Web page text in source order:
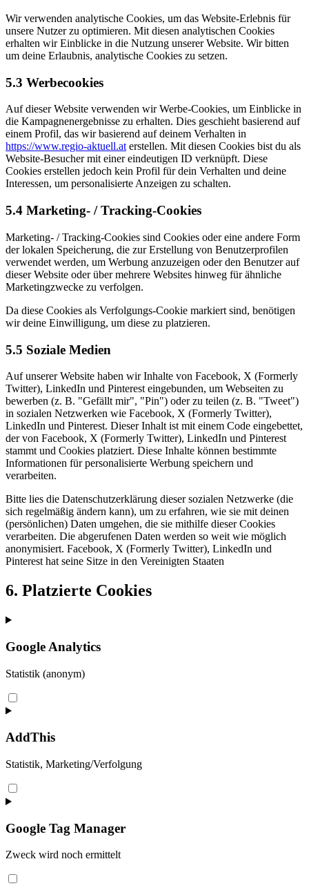
Wir verwenden analytische Cookies, um das Website-Erlebnis für
unsere Nutzer zu optimieren. Mit diesen analytischen Cookies
erhalten wir Einblicke in die Nutzung unserer Website. Wir bitten
um deine Erlaubnis, analytische Cookies zu setzen.
5.3 Werbecookies
Auf dieser Website verwenden wir Werbe-Cookies, um Einblicke in
die Kampagnenergebnisse zu erhalten. Dies geschieht basierend auf
einem Profil, das wir basierend auf deinem Verhalten in
https://www.regio-aktuell.aterstellen. Mit diesen Cookies bist du als
Website-Besucher mit einer eindeutigen ID verknüpft. Diese
Cookies erstellen jedoch kein Profil für dein Verhalten und deine
Interessen, um personalisierte Anzeigen zu schalten.
5.4 Marketing- / Tracking-Cookies
Marketing- / Tracking-Cookies sind Cookies oder eine andere Form
der lokalen Speicherung, die zur Erstellung von Benutzerprofilen
verwendet werden, um Werbung anzuzeigen oder den Benutzer auf
dieser Website oder über mehrere Websites hinweg für ähnliche
Marketingzwecke zu verfolgen.
Da diese Cookies als Verfolgungs-Cookie markiert sind, benötigen
wir deine Einwilligung, um diese zu platzieren.
5.5 Soziale Medien
Auf unserer Website haben wir Inhalte von Facebook, X (Formerly
Twitter), LinkedIn und Pinterest eingebunden, um Webseiten zu
bewerben (z. B. "Gefällt mir", "Pin") oder zu teilen (z. B. "Tweet")
in sozialen Netzwerken wie Facebook, X (Formerly Twitter),
LinkedIn und Pinterest. Dieser Inhalt ist mit einem Code eingebettet,
der von Facebook, X (Formerly Twitter), LinkedIn und Pinterest
stammt und Cookies platziert. Diese Inhalte können bestimmte
Informationen für personalisierte Werbung speichern und
verarbeiten.
Bitte lies die Datenschutzerklärung dieser sozialen Netzwerke (die
sich regelmäßig ändern kann), um zu erfahren, wie sie mit deinen
(persönlichen) Daten umgehen, die sie mithilfe dieser Cookies
verarbeiten. Die abgerufenen Daten werden so weit wie möglich
anonymisiert. Facebook, X (Formerly Twitter), LinkedIn und
Pinterest hat seine Sitze in den Vereinigten Staaten
6. Platzierte Cookies
Google Analytics
Statistik (anonym)
Consent
to
google-
AddThis
Statistik, Marketing/Verfolgung
Consent
to
addthis
Google Tag Manager
Zweck wird noch ermittelt
Consent